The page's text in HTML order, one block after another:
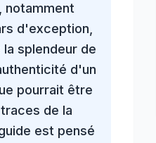
notamment
d'exception,
splendeur de
d'un
pourrait être
de la
est pensé